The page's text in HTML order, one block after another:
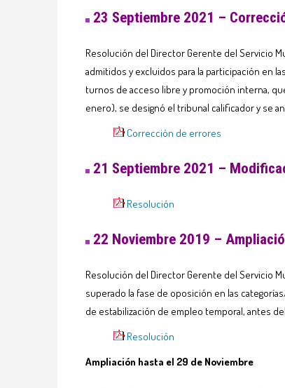
23 Septiembre 2021 –
Resolución del Director Gerente del Servicio
admitidos y excluidos para la participación en
turnos de acceso libre y promoción interna,
enero), se designó el tribunal calificador y se
Corrección de errores
21 Septiembre 2021 –
Resolución
22 Noviembre 2019 –
Resolución del Director Gerente del Servicio
superado la fase de oposición en las
de estabilización de empleo temporal, antes
Resolución
Ampliación hasta el 29 de Noviembre